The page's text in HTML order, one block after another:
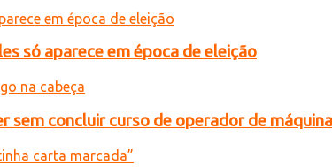
só aparece em época de eleição
concluir curso de operador de